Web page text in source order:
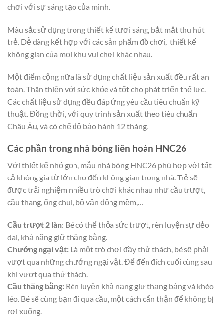
chơi với sự sáng tạo của mình.
Màu sắc sử dụng trong thiết kế tươi sáng, bắt mắt thu hút
trẻ. Dễ dàng kết hợp với các sản phẩm đồ chơi, thiết kế
không gian của mọi khu vui chơi khác nhau.
Một điểm cộng nữa là sử dụng chất liệu sản xuất đều rất an
toàn. Thân thiện với sức khỏe và tốt cho phát triển thể lực.
Các chất liệu sử dụng đều đáp ứng yêu cầu tiêu chuẩn kỹ
thuật. Đồng thời, với quy trình sản xuất theo tiêu chuẩn
Châu Âu, và có chế độ bảo hành 12 tháng.
Các phần trong nhà bóng liên hoàn HNC26
Với thiết kế nhỏ gọn, mẫu nhà bóng HNC26 phù hợp với tất
cả không gia từ lớn cho đến không gian trong nhà. Trẻ sẽ
được trải nghiệm nhiều trò chơi khác nhau như cầu trượt,
cầu thang, ống chui, bộ vận động mềm,…
Cầu trượt 2 làn: Bé có thể thỏa sức trượt, rèn luyện sự dẻo
dai, khả năng giữ thăng bằng.
Chướng ngại vật: Là một trò chơi đầy thử thách, bé sẽ phải
vượt qua những chướng ngại vật. Để đến đích cuối cùng sau
khi vượt qua thử thách.
Cầu thăng bằng: Rèn luyện khả năng giữ thăng bằng và khéo
léo. Bé sẽ cùng bạn đi qua cầu, một cách cẩn thận để không bị
rơi xuống.